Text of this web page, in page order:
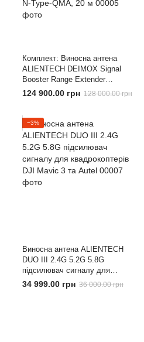
Комплект: Виносна антена
ALIENTECH DEIMOX Signal
Booster Range Extender
915MHz 1.2G 2.4G 5.2G і 5.8G
+ Коаксіальний кабель RG-8
QMA, 20 м
124 900.00 грн 128 000.00 грн
−3%
Виносна антена ALIENTECH
DUO III 2.4G 5.2G 5.8G
підсилювач сигналу для
квадрокоптерів DJI Mavic 3 та
34 999.00 грн 36 000.00 грн